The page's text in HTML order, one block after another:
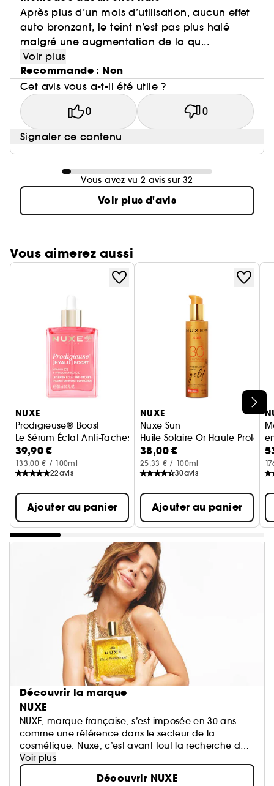
Après plus d’un mois d’utilisation, aucun effet
auto bronzant, le teint n’est pas plus halé
malgré une augmentation de la qu...
Voir plus
Recommande : Non
Cet avis vous a-t-il été utile ?
0 0
Signaler ce contenu
Vous avez vu 2 avis sur 32
Voir plus d'avis
Vous aimerez aussi
Ignorer le carrousel produits
NUXE
Prodigieuse® Boost
Le Sérum Éclat Anti-Taches
39,90 €
133,00 € / 100ml
22avis
Ajouter au panier
NUXE
Nuxe Sun
Huile Solaire Or Haute
38,00 €
25,33 € / 100ml
30avis
Ajouter au panier
Découvrir la marque
NUXE
NUXE, marque française, s’est imposée en 30 ans
comme une référence dans le secteur de la
cosmétique. Nuxe, c’est avant tout la recherche de
l’excellence, l’écoute des sens alliée à la force de la
nature et l’efficacité de la science...
Voir plus
Découvrir NUXE